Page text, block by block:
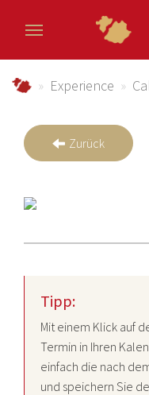
Urlaub imExperience
Zurück
Tipp:
Mit einem Klick auf
Termin in Ihren
einfach die nach
und speichern Sie